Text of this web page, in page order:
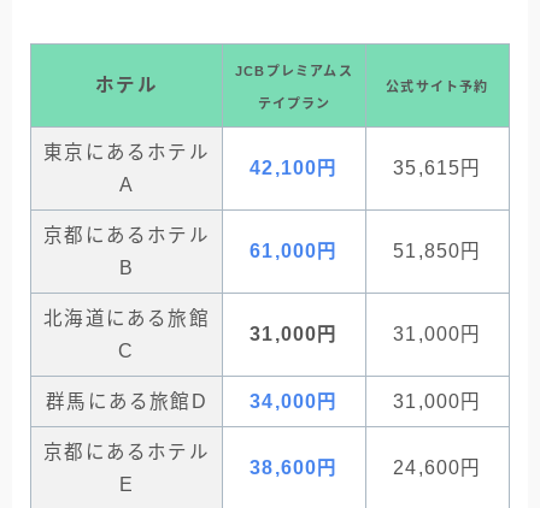
ホテル
JCBプレミアムス
テイプラン
公式サイト予約
東京にあるホテル
A
42,100円 35,615円
京都にあるホテル
B
61,000円 51,850円
北海道にある旅館
C
31,000円 31,000円
群馬にある旅館D 34,000円 31,000円
京都にあるホテル
E
38,600円 24,600円